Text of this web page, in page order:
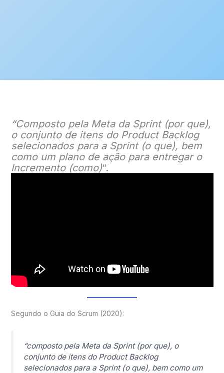
“Composto pela Meta da Sprint (por que),
o conjunto de itens do Product Backlog
selecionados para a Sprint (o que), bem
como um plano de ação para entregar o
Incremento (como)“.
Segundo o Guia do Scrum (2020):
“composto pela Meta da Sprint (por que), o
conjunto de itens do Product Backlog
selecionados para a Sprint (o que), bem como um